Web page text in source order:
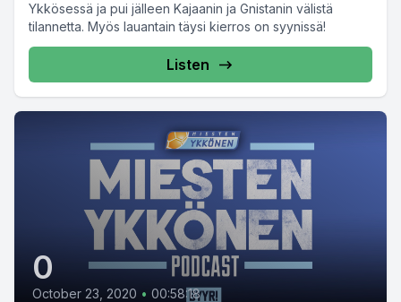
Ykkösessä ja pui jälleen Kajaanin ja Gnistanin välistä
tilannetta. Myös lauantain täysi kierros on syynissä!
Listen
0
October 23, 2020 • 00:58:18